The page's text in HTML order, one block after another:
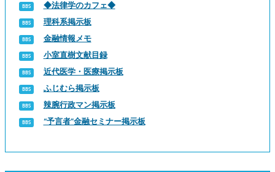
◆法律学のカフェ◆
理科系掲示板
金融情報メモ
小室直樹文献目録
近代医学・医療掲示板
ふじむら掲示板
辣腕行政マン掲示板
“予言者”金融セミナー掲示板